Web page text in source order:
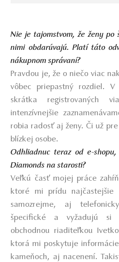
Nie je tajomstvom, že ženy po
nimi obdarúvajú. Platí táto
nákupnom správaní?
Pravdou je, že o niečo viac
vôbec priepastný rozdiel. V
skrátka registrovaných
intenzívnejšie
robia radosť aj ženy. Či už
blízkej osobe.
Odhliadnuc teraz od e-
Diamonds na starosti?
Veľkú časť mojej práce
ktoré mi prídu najčastejšie
samozrejme, aj
špecifické a vyžadujú si
obchodnou riaditeľkou
ktorá mi poskytuje
kameňoch, aj nacenení.